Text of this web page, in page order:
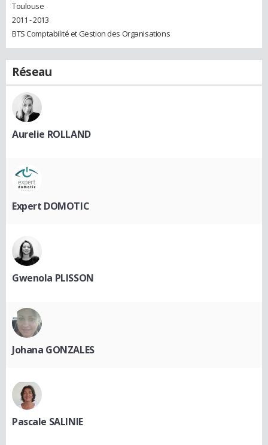
Toulouse
2011 - 2013
BTS Comptabilité et Gestion des Organisations
Réseau
Aurelie ROLLAND
Expert DOMOTIC
Gwenola PLISSON
Johana GONZALES
Pascale SALINIE